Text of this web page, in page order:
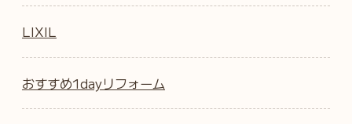
LIXIL
おすすめ1dayリフォーム